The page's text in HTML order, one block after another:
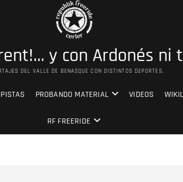
y con Ardonés ni
DEL VALLE DE BENASQUE CON DISTINTOS DEPORTES.
PROBANDO MATERIAL VIDEOS
RF FREERIDE